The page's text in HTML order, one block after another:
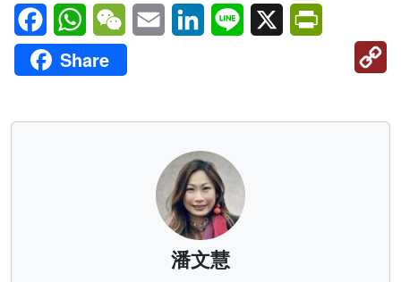
FacebookWhatsAppWeChatEmail LinkedInLine X
Share
潘文慧